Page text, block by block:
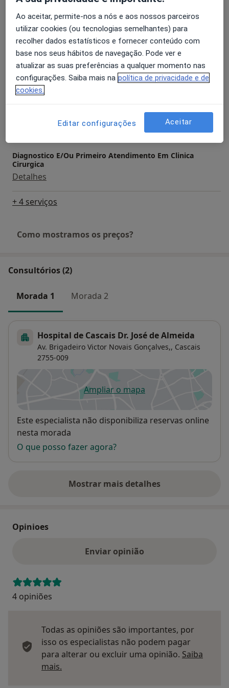
Colecistectomia Videolaparoscopica
Detalhes
Colectomia Parcial (Hemicolectomia)
Detalhes
Diagnostico E/Ou Primeiro Atendimento Em Clinica
Cirurgica
Detalhes
+ 4 serviços
Como mostramos os preços?
Consultórios (2)
Morada 1 Morada 2
Hospital de Cascais Dr. José de Almeida
Av. Brigadeiro Victor Novais Gonçalves,, Cascais
2755-009
Ampliar o mapaabre num novo separador
Disponibilidade
Este especialista não disponibiliza reservas online
nesta morada
O que posso fazer agora?
Mostrar mais detalhes
sobre o endereço
Opinioes
Enviar opinião
4 opiniões
Todas as opiniões são importantes, por
isso os especialistas não podem pagar
para alterar ou excluir uma opinião. Saiba
mais.
Ao aceitar, permite-nos a nós e aos nossos parceiros
utilizar cookies (ou tecnologias semelhantes) para
recolher dados estatísticos e fornecer conteúdo com
base nos seus hábitos de navegação. Pode ver e
atualizar as suas preferências a qualquer momento nas
configurações. Saiba mais na política de privacidade e de
cookies.
Editar configurações Aceitar